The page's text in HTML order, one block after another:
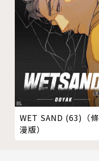
WET SAND (63)（條
漫版）